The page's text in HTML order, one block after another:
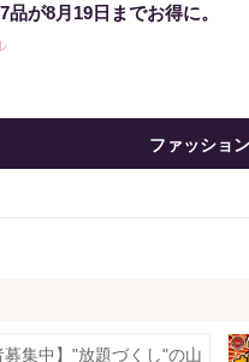
品が8月19日までお得に。
ファッショ
募集中】"放題づくし"の山